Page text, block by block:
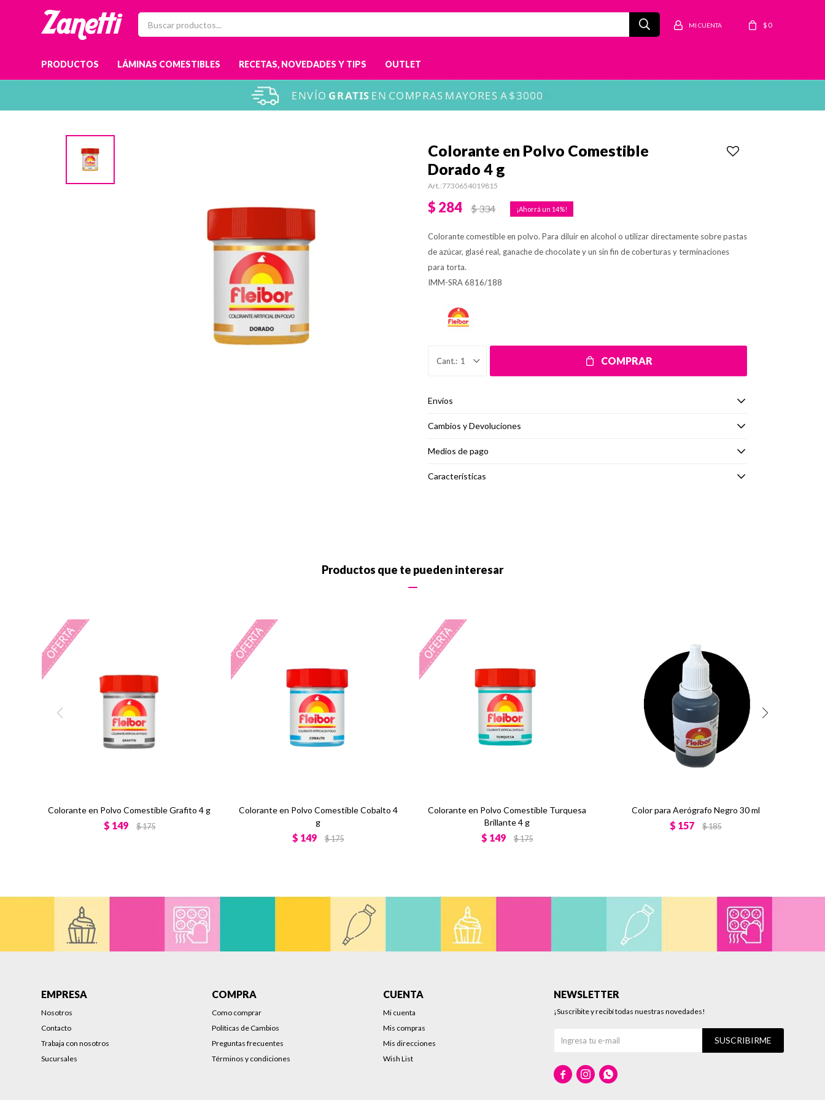
PRODUCTOS LÁMINAS COMESTIBLES RECETAS, NOVEDADES Y TIPS OUTLET
$ 0
Colorante en Polvo Comestible
Dorado 4 g
7730654019815
$ 284 $334 14
Colorante comestible en polvo. Para diluir en alcohol o utilizar directamente sobre pastas
de azúcar, glasé real, ganache de chocolate y un sin fin de coberturas y terminaciones
para torta.
IMM-SRA 6816/188
1 COMPRAR
Envíos
Cambios y Devoluciones
Medios de pago
Características
Productos que te pueden interesar
Colorante en Polvo Comestible Grafito 4 g
$ 149 $175
Colorante en Polvo Comestible Cobalto 4
g
$ 149 $175
Colorante en Polvo Comestible Turquesa
Brillante 4 g
$ 149 $175
Color para Aerógrafo Negro 30 ml
$ 157 $185
EMPRESA
Nosotros
Contacto
Trabaja con nosotros
Sucursales
COMPRA
Como comprar
Políticas de Cambios
Preguntas frecuentes
Términos y condiciones
CUENTA
Mi cuenta
Mis compras
Mis direcciones
Wish List
NEWSLETTER
¡Suscribite y recibí todas nuestras novedades!
SUSCRIBIRME
  